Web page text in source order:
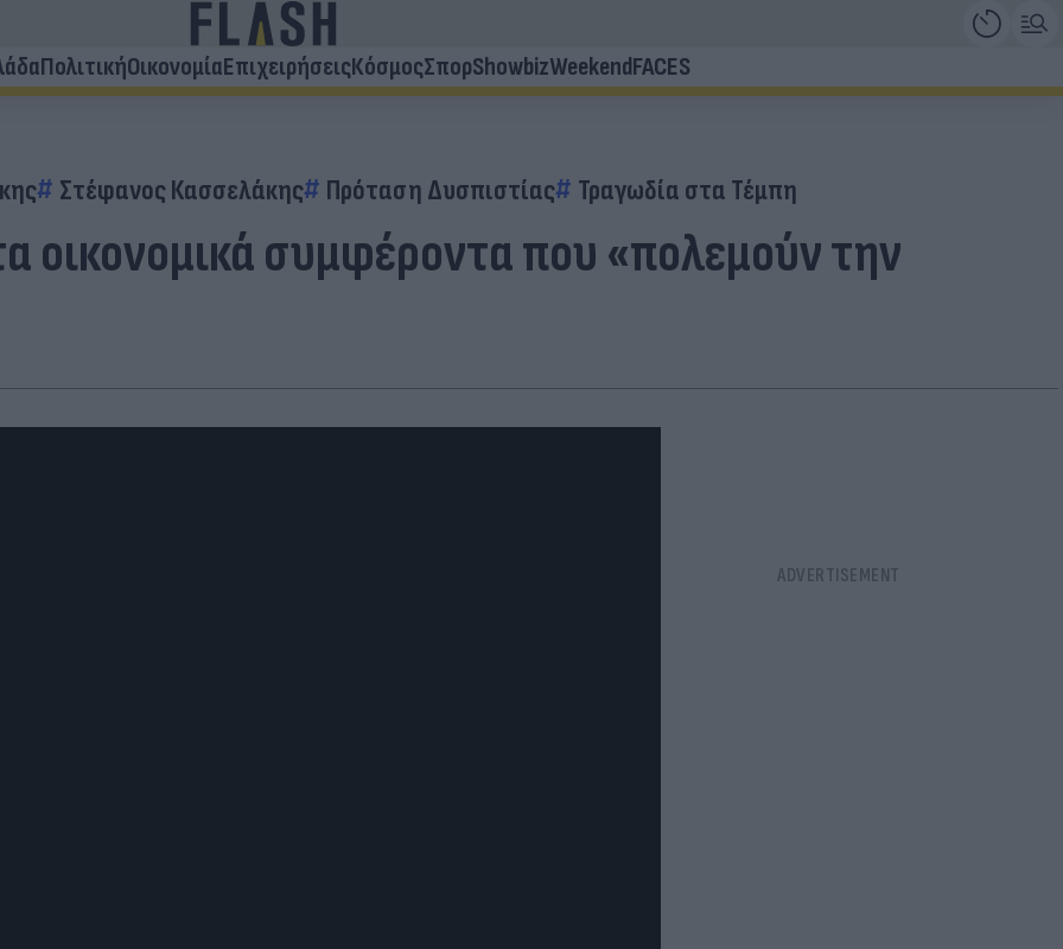
ΠολιτικήΟικονομίαΕπιχειρήσειςΚόσμοςΣπορShowbizWeekendFACES
Στέφανος Κασσελάκης Πρόταση Δυσπιστίας Τραγωδία στα Τέμπη
οικονομικά συμφέροντα που «πολεμούν την